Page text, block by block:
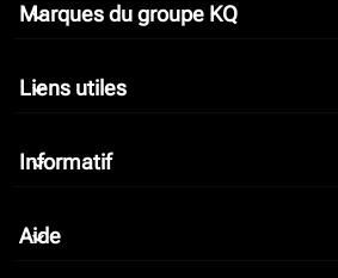
Marques du groupe KQ
keyboard_arrow_down
Liens utiles
keyboard_arrow_down
Informatif
keyboard_arrow_down
Aide
keyboard_arrow_down